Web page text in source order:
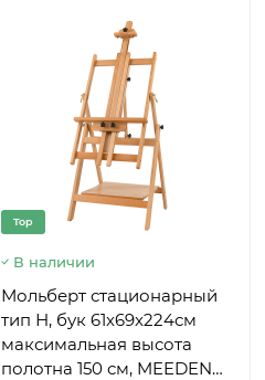
Top
В наличии
Мольберт стационарный
тип Н, бук 61x69x224см
максимальная высота
полотна 150 см, MEEDEN